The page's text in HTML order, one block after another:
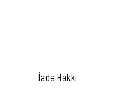
İade Hakkı